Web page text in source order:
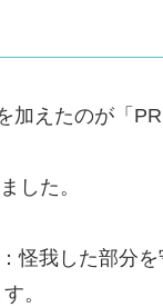
えたのが「
した。
：怪我した部分
。